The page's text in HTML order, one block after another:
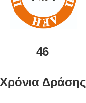
46
Χρόνια Δράσης